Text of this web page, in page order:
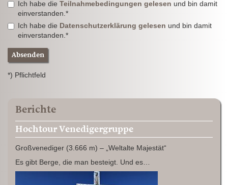
Ich habe die Teilnahmebedingungen gelesen und bin damit
einverstanden.*
Ich habe die Datenschutzerklärung gelesen und bin damit
einverstanden.*
Absenden
*) Pflichtfeld
Berichte
Hochtour Venedigergruppe
Großvenediger (3.666 m) – „Weltalte Majestät“
Es gibt Berge, die man besteigt. Und es…